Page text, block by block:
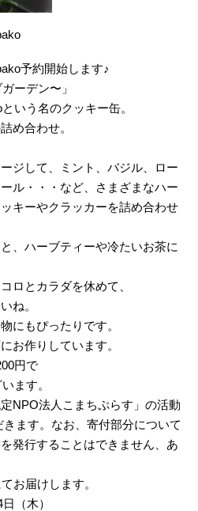
予約開始します♪
ーデン〜」
いう名のクッキー缶。
め合わせ。
ジして、ミント、バジル、ロー
ル・・・など、さまざまなハー
キーやクラッカーを詰め合わせ
、ハーブティーや冷たいお茶に
ロとカラダを休めて、
ね。
にもぴったりです。
お作りしています。
円で
ます。
NPO法人こまちぷらす」の活動
ます。なお、寄付部分について
発行することはできません、あ
お届けします。
木）